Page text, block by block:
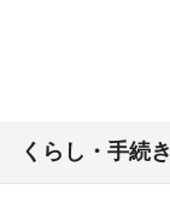
くらし・手続き